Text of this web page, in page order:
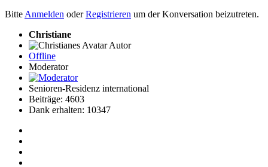
BitteAnmelden oderRegistrieren um der Konversation beizutreten.
Christiane
Autor
Offline
Moderator
Senioren-Residenz international
Beiträge: 4603
Dank erhalten: 10347